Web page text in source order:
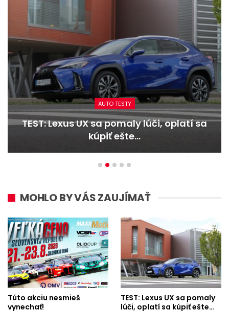
AUTO TESTY
TEST: Lexus UX sa pomaly lúči, oplatí sa
kúpiť ešte…
MOHLO BY VÁS ZAUJÍMAŤ
Túto akciu nesmieš
vynechať!
TEST: Lexus UX sa pomaly
lúči, oplatí sa kúpiť ešte…